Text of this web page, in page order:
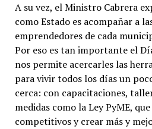
A su vez, el Ministro Cabrera
como Estado es acompañar a
emprendedores de cada
Por eso es tan importante el
nos permite acercarles las
para vivir todos los días un
cerca: con capacitaciones,
medidas como la Ley PyME,
competitivos y crear más y